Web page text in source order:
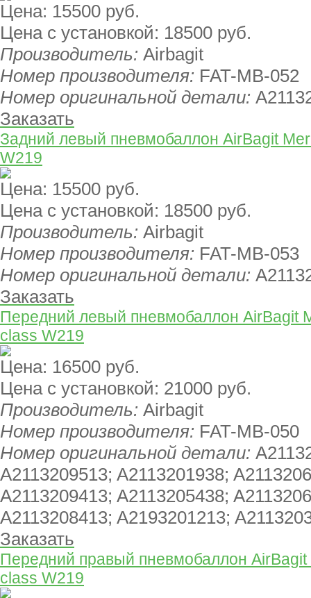
Цена: 15500 руб.
Цена с установкой: 18500 руб.
Производитель: Airbagit
Номер производителя: FAT-MB-052
Номер оригинальной детали:
Заказать
Задний левый пневмобаллон AirBagit
W219
Цена: 15500 руб.
Цена с установкой: 18500 руб.
Производитель: Airbagit
Номер производителя: FAT-MB-053
Номер оригинальной детали:
Заказать
Передний левый пневмобаллон AirBagit
class W219
Цена: 16500 руб.
Цена с установкой: 21000 руб.
Производитель: Airbagit
Номер производителя: FAT-MB-050
Номер оригинальной детали:
A2113209513; A2113201938;
A2113209413; A2113205438;
A2113208413; A2193201213;
Заказать
Передний правый пневмобаллон
class W219